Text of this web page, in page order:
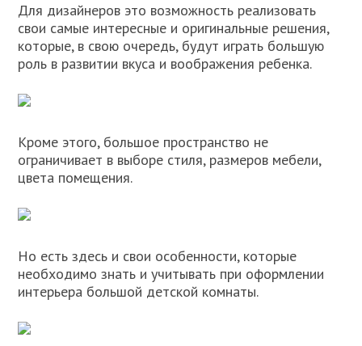
Для дизайнеров это возможность реализовать
свои самые интересные и оригинальные решения,
которые, в свою очередь, будут играть большую
роль в развитии вкуса и воображения ребенка.
Кроме этого, большое пространство не
ограничивает в выборе стиля, размеров мебели,
цвета помещения.
Но есть здесь и свои особенности, которые
необходимо знать и учитывать при оформлении
интерьера большой детской комнаты.